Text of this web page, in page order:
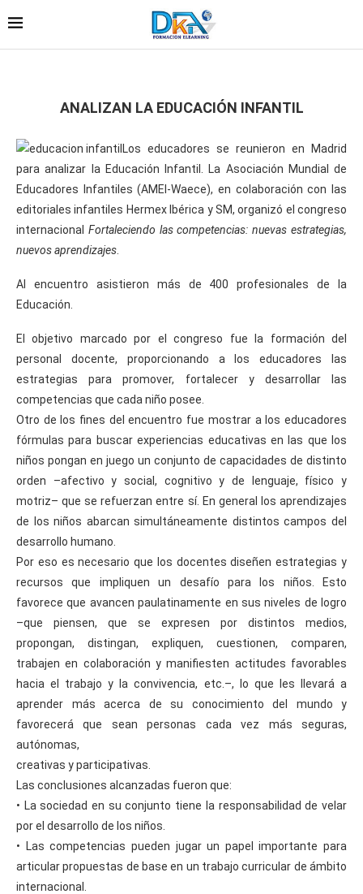
ANALIZAN LA EDUCACIÓN INFANTIL
Los educadores se reunieron en Madrid
para analizar la Educación Infantil. La Asociación Mundial de
Educadores Infantiles (AMEI-Waece), en colaboración con las
editoriales infantiles Hermex Ibérica y SM, organizó el congreso
internacional Fortaleciendo las competencias: nuevas estrategias,
nuevos aprendizajes
Al encuentro asistieron más de 400 profesionales de la
Educación.
El objetivo marcado por el congreso fue la formación del
personal docente, proporcionando a los educadores las
estrategias para promover, fortalecer y desarrollar las
competencias que cada niño posee.
Otro de los fines del encuentro fue mostrar a los educadores
fórmulas para buscar experiencias educativas en las que los
niños pongan en juego un conjunto de capacidades de distinto
orden –afectivo y social, cognitivo y de lenguaje, físico y
motriz– que se refuerzan entre sí. En general los aprendizajes
de los niños abarcan simultáneamente distintos campos del
desarrollo humano.
Por eso es necesario que los docentes diseñen estrategias y
recursos que impliquen un desafío para los niños. Esto
favorece que avancen paulatinamente en sus niveles de logro
–que piensen, que se expresen por distintos medios,
propongan, distingan, expliquen, cuestionen, comparen,
trabajen en colaboración y manifiesten actitudes favorables
hacia el trabajo y la convivencia, etc.–, lo que les llevará a
aprender más acerca de su conocimiento del mundo y
favorecerá que sean personas cada vez más seguras,
autónomas,
creativas y participativas.
Las conclusiones alcanzadas fueron que:
• La sociedad en su conjunto tiene la responsabilidad de velar
por el desarrollo de los niños.
• Las competencias pueden jugar un papel importante para
articular propuestas de base en un trabajo curricular de ámbito
internacional.